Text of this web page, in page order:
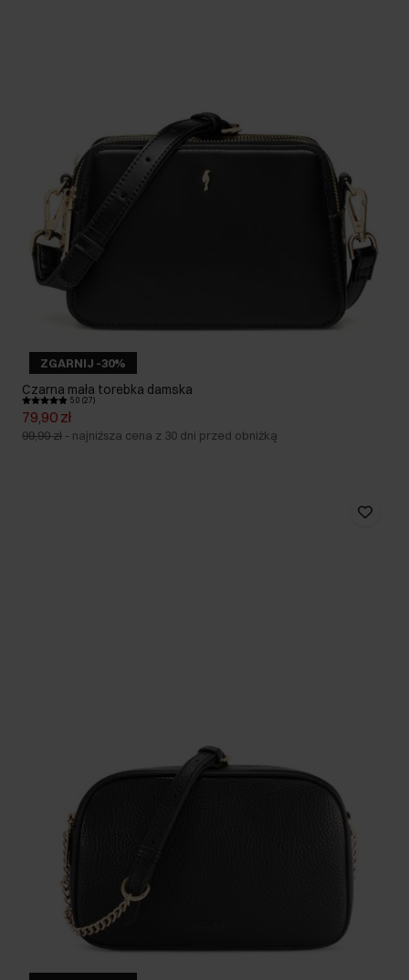
ZGARNIJ -30%
Czarna mała torebka damska
5.0 (27)
79,90 zł
99,90 zł - najniższa cena z 30 dni przed obniżką